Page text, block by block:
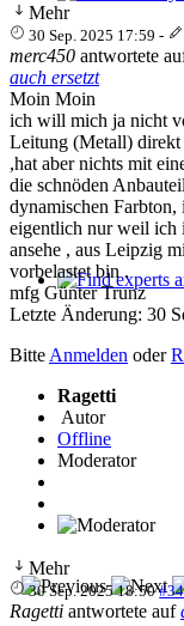
Please send
Find experts
Mehr
30 Sep. 2025 17:59 -
merc450 antwortete
auch ersetzt
Moin Moin
ich will mich ja nicht
Leitung (Metall) direkt
,hat aber nichts mit
die schnöden
dynamischen Farbton,
eigentlich nur weil ich
ansehe , aus Leipzig
vorbelastet bin .
mfg Günter Trunz
Letzte Änderung: 30
Bitte Anmelden oder
Ragetti
Autor
Offline
Moderator
Mehr
30 Sep. 2025 18:50
Ragetti antwortete auf